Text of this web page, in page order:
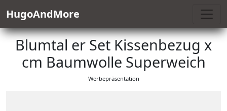
HugoAndMore
Blumtal er Set Kissenbezug x
cm Baumwolle Superweich
Werbepräsentation